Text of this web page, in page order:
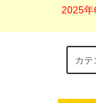
2025年